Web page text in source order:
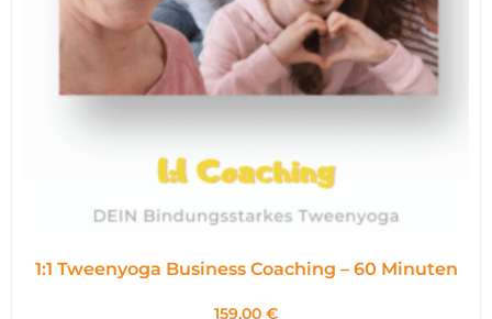
1:1 Tweenyoga Business Coaching – 60 Minuten
159,00 €